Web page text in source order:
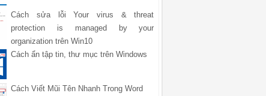
Cách sửa lỗi Your virus & threat
protection is managed by your
organization trên Win10
Cách ẩn tập tin, thư mục trên Windows
Cách Viết Mũi Tên Nhanh Trong Word